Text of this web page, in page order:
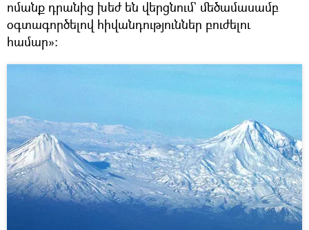
ոմանք դրանից խեժ են վերցնում` մեծամասամբ
օգտագործելով հիվանդություններ բուժելու
համար»։